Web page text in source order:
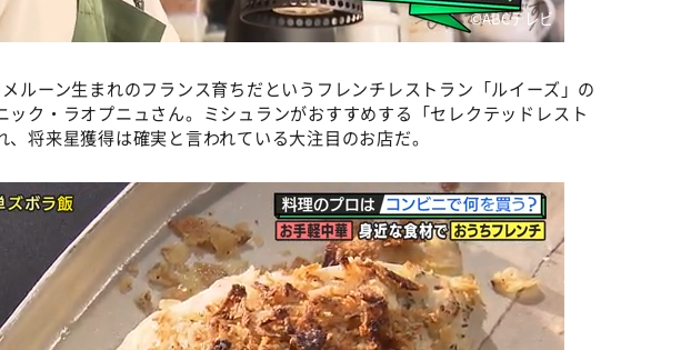
©ABCテレビ
ルーン生まれのフランス育ちだというフレンチレストラン「ルイーズ」の
ック・ラオプニュさん。ミシュランがおすすめする「セレクテッドレスト
、将来星獲得は確実と言われている大注目のお店だ。